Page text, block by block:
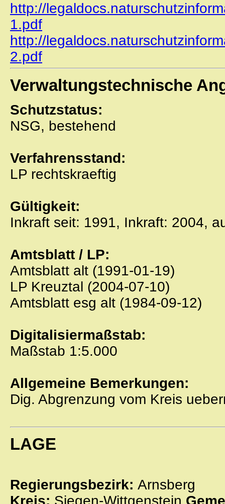
http://
1.pdf
http://
2.pdf
Verwaltungstechnische
Schutzstatus:
NSG, bestehend
Verfahrensstand:
LP rechtskraeftig
Gültigkeit:
Inkraft seit: 1991, Inkraft: 2004,
Amtsblatt / LP:
Amtsblatt alt (1991-01-19)
LP Kreuztal (2004-07-10)
Amtsblatt esg alt (1984-09-12)
Digitalisiermaßstab:
Maßstab 1:5.000
Allgemeine Bemerkungen:
Dig. Abgrenzung vom Kreis
LAGE
Regierungsbezirk: Arnsberg